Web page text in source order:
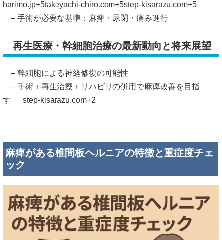
harimo.jp+5takeyachi-chiro.com+5step-kisarazu.com+5
– 手術が必要な基準：麻痺・尿閉・痛み進行
再生医療・幹細胞治療の最新動向と将来展望
– 幹細胞による神経修復の可能性
– 手術＋再生治療＋リハビリの併用で麻痺改善を目指
す step-kisarazu.com+2
麻痺がある椎間板ヘルニアの特徴と重症度チェ
ック